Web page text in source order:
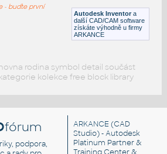
dn50-pn16 - open Autodesk Inventor a
další CAD/CAM software
získáte výhodně u firmy
ARKANCE
- buďte první
rodina symbol detail součást
kolekce free block library
fórum
podpora,
ARKANCE (CAD
Studio) - Autodesk
Platinum Partner &